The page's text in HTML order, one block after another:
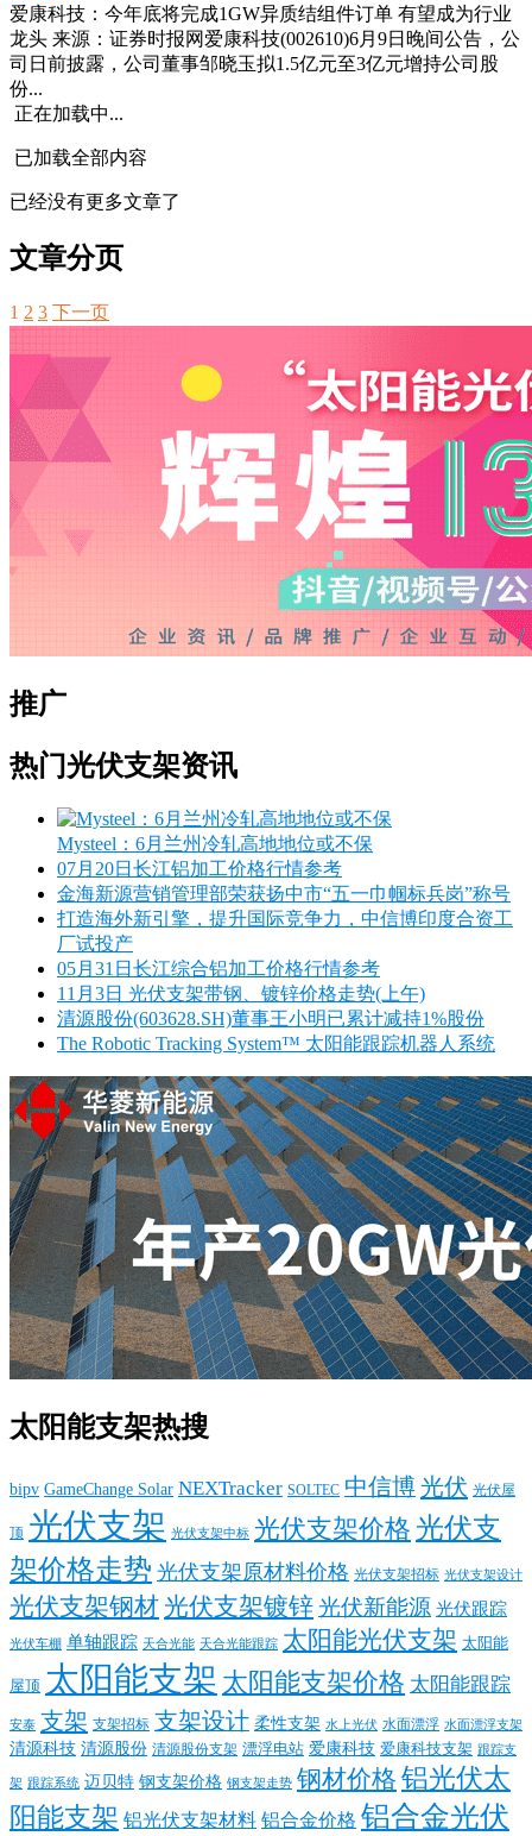
爱康科技：今年底将完成1GW异质结组件订单 有望成为行业
龙头 来源：证券时报网爱康科技(002610)6月9日晚间公告，公
司日前披露，公司董事邹晓玉拟1.5亿元至3亿元增持公司股
份...
正在加载中...
已加载全部内容
已经没有更多文章了
文章分页
1 2 3 下一页
推广
热门光伏支架资讯
Mysteel：6月兰州冷轧高地地位或不保
07月20日长江铝加工价格行情参考
金海新源营销管理部荣获扬中市“五一巾帼标兵岗”称号
打造海外新引擎，提升国际竞争力，中信博印度合资工
厂试投产
05月31日长江综合铝加工价格行情参考
11月3日 光伏支架带钢、镀锌价格走势(上午)
清源股份(603628.SH)董事王小明已累计减持1%股份
The Robotic Tracking System™ 太阳能跟踪机器人系统
太阳能支架热搜
bipv GameChange Solar NEXTracker SOLTEC 中信博光伏 光伏屋
顶 光伏支架 光伏支架中标 光伏支架价格 光伏支
架价格走势 光伏支架原材料价格 光伏支架招标 光伏支架设计
光伏支架钢材光伏支架镀锌光伏新能源 光伏跟踪
光伏车棚 单轴跟踪 天合光能 天合光能跟踪 太阳能光伏支架 太阳能
屋顶 太阳能支架 太阳能支架价格 太阳能跟踪
安泰 支架 支架招标 支架设计 柔性支架 水上光伏 水面漂浮 水面漂浮支架
清源科技 清源股份 清源股份支架 漂浮电站 爱康科技 爱康科技支架 跟踪支
架 跟踪系统 迈贝特 钢支架价格 钢支架走势 钢材价格 铝光伏太
阳能支架 铝光伏支架材料 铝合金价格 铝合金光伏